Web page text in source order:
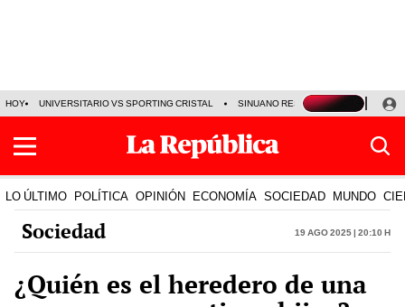
HOY UNIVERSITARIO VS SPORTING CRISTAL SINUANO RESULTADOS HOY
LO ÚLTIMO POLÍTICA OPINIÓN ECONOMÍA SOCIEDAD MUNDO
Sociedad 19 Ago 2025 | 20:10 h
¿Quién es el heredero de una